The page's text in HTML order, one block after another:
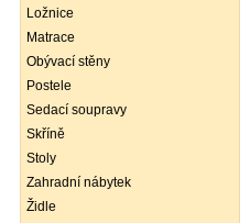
Ložnice
Matrace
Obývací stěny
Postele
Sedací soupravy
Skříně
Stoly
Zahradní nábytek
Židle